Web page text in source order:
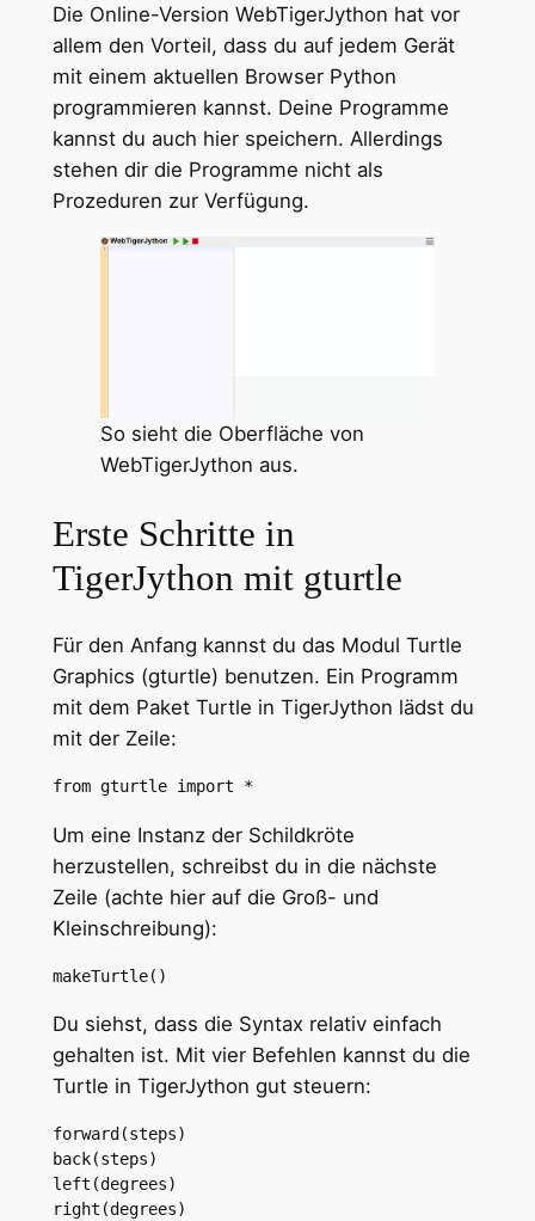
Die Online-Version WebTigerJython hat vor
allem den Vorteil, dass du auf jedem Gerät
mit einem aktuellen Browser Python
programmieren kannst. Deine Programme
kannst du auch hier speichern. Allerdings
stehen dir die Programme nicht als
Prozeduren zur Verfügung.
So sieht die Oberfläche von
WebTigerJython aus.
Erste Schritte in
TigerJython mit gturtle
Für den Anfang kannst du das Modul Turtle
Graphics (gturtle) benutzen. Ein Programm
mit dem Paket Turtle in TigerJython lädst du
mit der Zeile:
from gturtle import *
Um eine Instanz der Schildkröte
herzustellen, schreibst du in die nächste
Zeile (achte hier auf die Groß- und
Kleinschreibung):
makeTurtle()
Du siehst, dass die Syntax relativ einfach
gehalten ist. Mit vier Befehlen kannst du die
Turtle in TigerJython gut steuern:
forward(steps)
back(steps)
left(degrees)
right(degrees)